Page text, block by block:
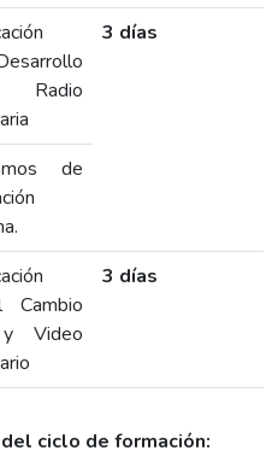
3 días
de
Cambio
Video
3 días
ciclo de formación: